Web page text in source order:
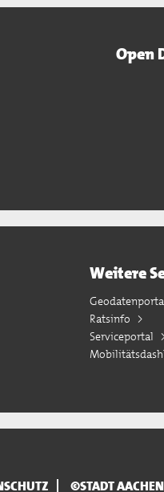
Open
Weitere
Ratsinfo
Serviceportal
©STADT AACHEN